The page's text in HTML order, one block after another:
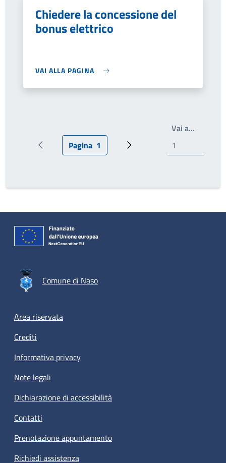
Chiedere la concessione del
bonus elettrico
VAI ALLA PAGINA
Pagina precedentePagina attuale
Pagina 1 Prossima pagina
Vai a…
Comune di Naso
Footer menu
Area riservata
Crediti
Informativa privacy
Note legali
Dichiarazione di accessibilità
Contatti
Prenotazione appuntamento
Richiedi assistenza